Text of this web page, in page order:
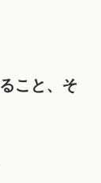
こと、そ